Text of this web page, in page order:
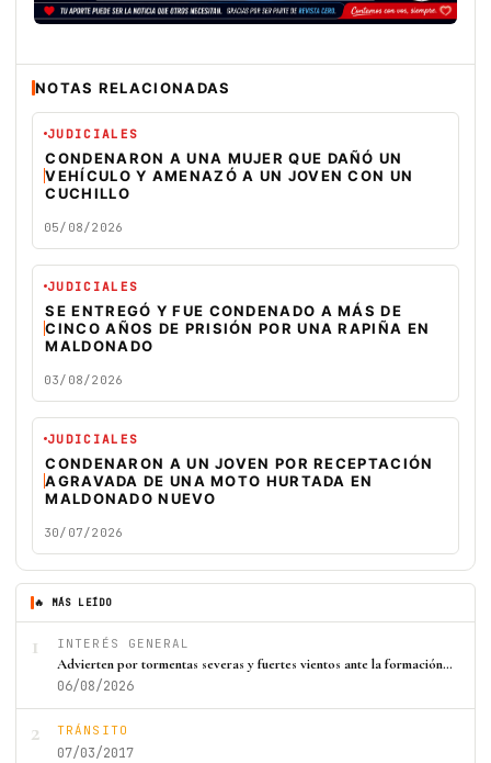
NOTAS RELACIONADAS
JUDICIALES
CONDENARON A UNA MUJER QUE DAÑÓ UN
VEHÍCULO Y AMENAZÓ A UN JOVEN CON UN
CUCHILLO
05/08/2026
JUDICIALES
SE ENTREGÓ Y FUE CONDENADO A MÁS DE
CINCO AÑOS DE PRISIÓN POR UNA RAPIÑA EN
MALDONADO
03/08/2026
JUDICIALES
CONDENARON A UN JOVEN POR RECEPTACIÓN
AGRAVADA DE UNA MOTO HURTADA EN
MALDONADO NUEVO
30/07/2026
🔥 MÁS LEÍDO
1 INTERÉS GENERAL
Advierten por tormentas severas y fuertes vientos ante la formación…
06/08/2026
2 TRÁNSITO
07/03/2017